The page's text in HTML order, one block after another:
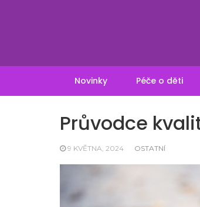
Novinky Péče o děti
Průvodce
9 KVĚTNA, 2024 OSTATNÍ